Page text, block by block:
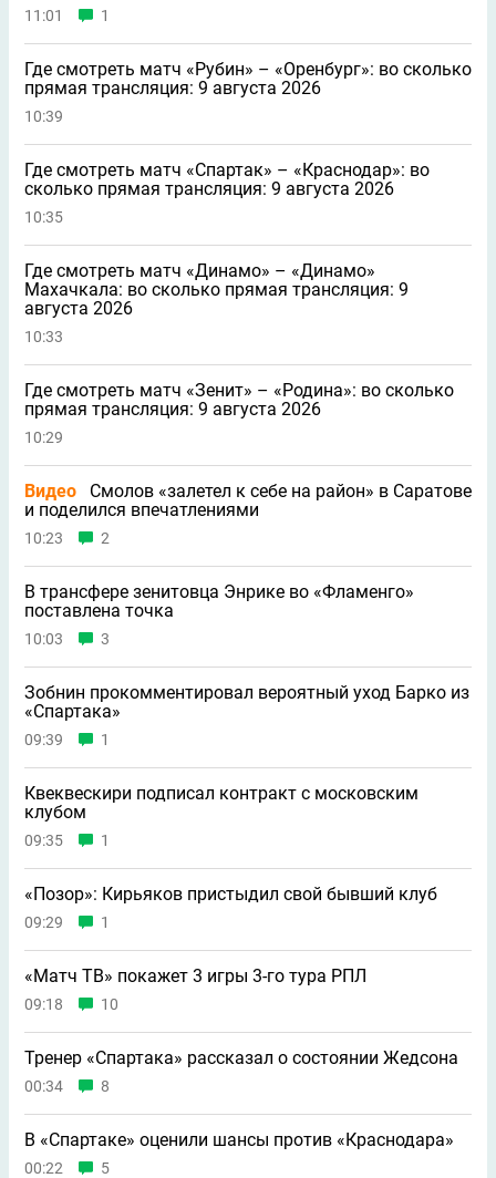
11:01 1
Где смотреть матч «Рубин» – «Оренбург»: во сколько
прямая трансляция: 9 августа 2026
10:39
Где смотреть матч «Спартак» – «Краснодар»: во
сколько прямая трансляция: 9 августа 2026
10:35
Где смотреть матч «Динамо» – «Динамо»
Махачкала: во сколько прямая трансляция: 9
августа 2026
10:33
Где смотреть матч «Зенит» – «Родина»: во сколько
прямая трансляция: 9 августа 2026
10:29
Видео
Смолов «залетел к себе на район» в Саратове
и поделился впечатлениями
10:23 2
В трансфере зенитовца Энрике во «Фламенго»
поставлена точка
10:03 3
Зобнин прокомментировал вероятный уход Барко из
«Спартака»
09:39 1
Квеквескири подписал контракт с московским
клубом
09:35 1
«Позор»: Кирьяков пристыдил свой бывший клуб
09:29 1
«Матч ТВ» покажет 3 игры 3-го тура РПЛ
09:18 10
Тренер «Спартака» рассказал о состоянии Жедсона
00:34 8
В «Спартаке» оценили шансы против «Краснодара»
00:22 5